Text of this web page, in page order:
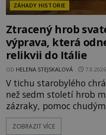
ZÁHADY HISTORIE
Ztracený hrob
výprava, která
relikvii do Itálie
OD HELENA STEJSKALOVÁ 7.8.2026
V tichu starobylého
než sedm století hrob
zázraky, pomoc
bouřích. Pak ale
se mění v dějiště podivné
ZOBRAZIT VÍCE